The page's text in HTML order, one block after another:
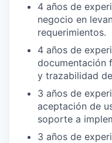
4 años de
negocio en
requerimientos.
4 años de
documentación
y trazabilidad
3 años de
aceptación de
soporte a
3 años de